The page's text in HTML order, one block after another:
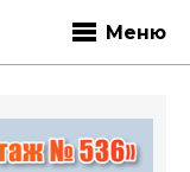
Меню